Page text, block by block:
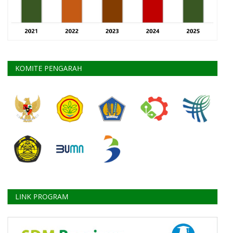
KOMITE PENGARAH
LINK PROGRAM